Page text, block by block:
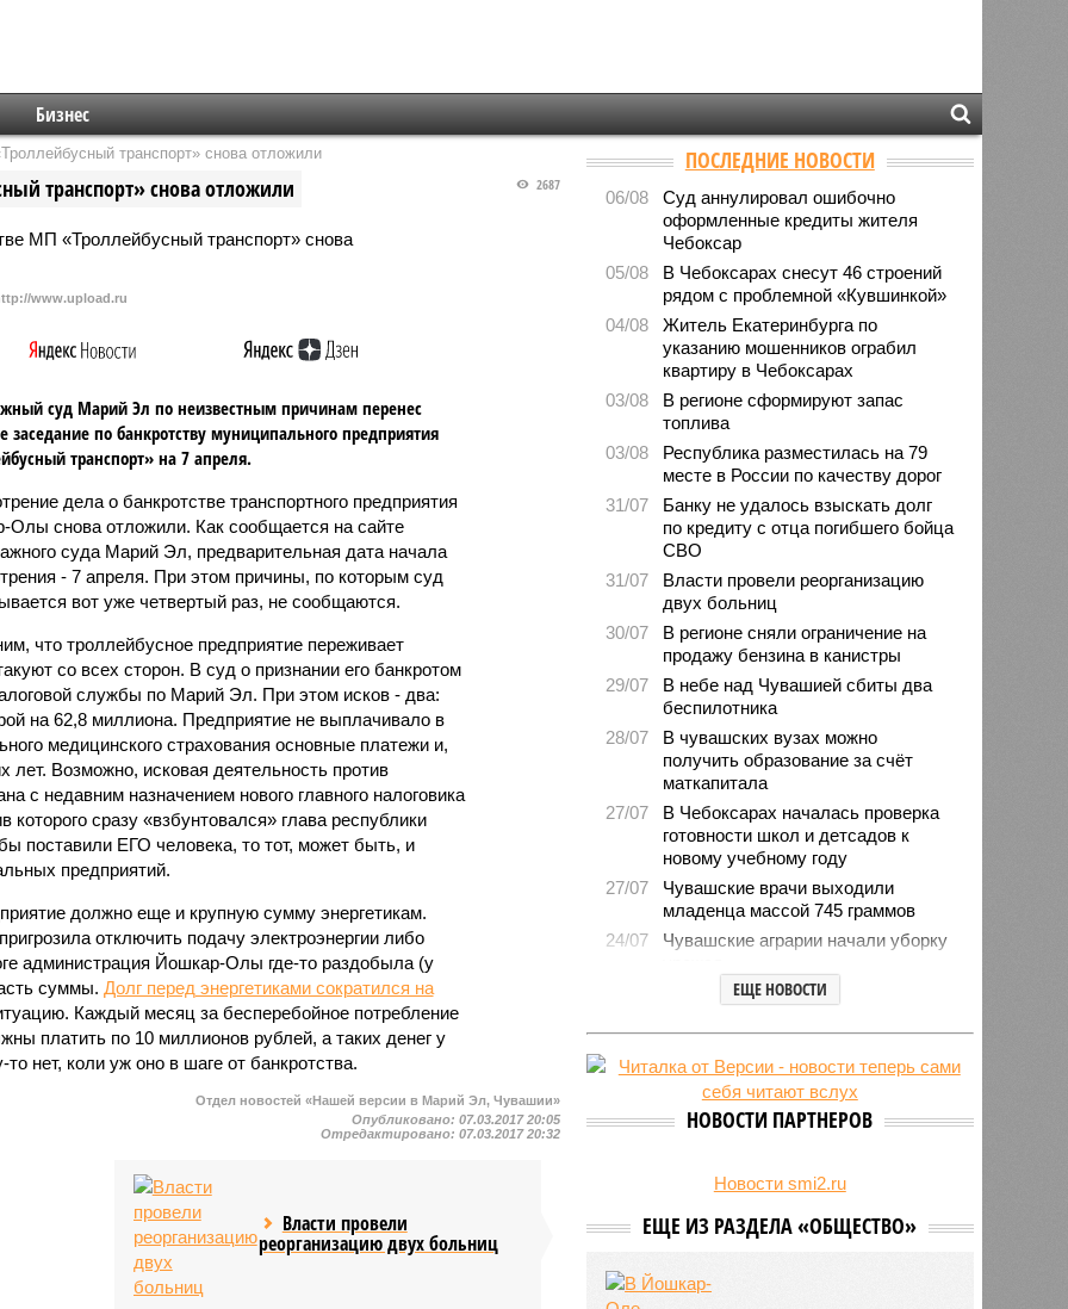
Бизнес
транспорт» снова отложили
транспорт» снова отложили 2687
www.upload.ru
суд Марий Эл по неизвестным причинам перенес
заседание по банкротству муниципального предприятия
транспорт» на 7 апреля.
дела о банкротстве транспортного предприятия
Олы снова отложили. Как сообщается на сайте
суда Марий Эл, предварительная дата начала
- 7 апреля. При этом причины, по которым суд
вот уже четвертый раз, не сообщаются.
что троллейбусное предприятие переживает
со всех сторон. В суд о признании его банкротом
службы по Марий Эл. При этом исков - два:
на 62,8 миллиона. Предприятие не выплачивало в
медицинского страхования основные платежи и,
лет. Возможно, исковая деятельность против
с недавним назначением нового главного налоговика
которого сразу «взбунтовался» глава республики
поставили ЕГО человека, то тот, может быть, и
предприятий.
должно еще и крупную сумму энергетикам.
отключить подачу электроэнергии либо
администрация Йошкар-Олы где-то раздобыла (у
суммы. Долг перед энергетиками сократился на
Каждый месяц за бесперебойное потребление
платить по 10 миллионов рублей, а таких денег у
нет, коли уж оно в шаге от банкротства.
Отдел новостей «Нашей версии в Марий Эл, Чувашии»
Опубликовано:07.03.2017 20:05
Отредактировано:07.03.2017 20:32
Власти провели
реорганизацию двух больниц
ПОСЛЕДНИЕ НОВОСТИ
06/08
Суд аннулировал ошибочно
оформленные кредиты жителя
Чебоксар
05/08
В Чебоксарах снесут 46 строений
рядом с проблемной «Кувшинкой»
04/08
Житель Екатеринбурга по
указанию мошенников ограбил
квартиру в Чебоксарах
03/08
В регионе сформируют запас
топлива
03/08
Республика разместилась на 79
месте в России по качеству дорог
31/07
Банку не удалось взыскать долг
по кредиту с отца погибшего бойца
СВО
31/07
Власти провели реорганизацию
двух больниц
30/07
В регионе сняли ограничение на
продажу бензина в канистры
29/07
В небе над Чувашией сбиты два
беспилотника
28/07
В чувашских вузах можно
получить образование за счёт
маткапитала
27/07
В Чебоксарах началась проверка
готовности школ и детсадов к
новому учебному году
27/07
Чувашские врачи выходили
младенца массой 745 граммов
24/07
Чувашские аграрии начали уборку
Минпромэнерго сообщило об
заправках
23/07
В Чувашии за 6 месяцев изъято
свыше 500 единиц оружия
ЕЩЕ НОВОСТИ
НОВОСТИ ПАРТНЕРОВ
Новости smi2.ru
ЕЩЕ ИЗ РАЗДЕЛА «ОБЩЕСТВО»